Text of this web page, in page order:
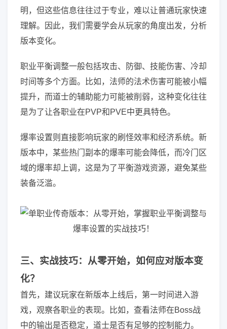
明，但这些信息往往过于专业，难以让普通玩家快速
理解。因此，我们需要学会从玩家的角度出发，分析
版本变化。
职业平衡调整一般包括攻击、防御、技能伤害、冷却
时间等多个方面。比如，法师的法术伤害可能被小幅
提升，而道士的辅助能力可能被削弱，这种变化往往
是为了让各职业在PVP和PVE中更具特色。
爆率设置则直接影响玩家的刷怪效率和经济系统。新
版本中，某些热门副本的爆率可能会降低，而冷门区
域的爆率却上调，这是为了平衡游戏资源，避免某些
装备泛滥。
三、实战技巧：从零开始，如何应对版本变
化？
首先，建议玩家在新版本上线后，第一时间进入游
戏，观察各职业的表现。比如，查看法师在Boss战
中的输出是否稳定，道士是否有足够的控制能力。